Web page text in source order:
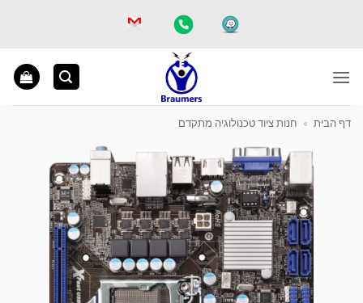
דף הבית » חנות ציוד טכנולוגיה מתקדם